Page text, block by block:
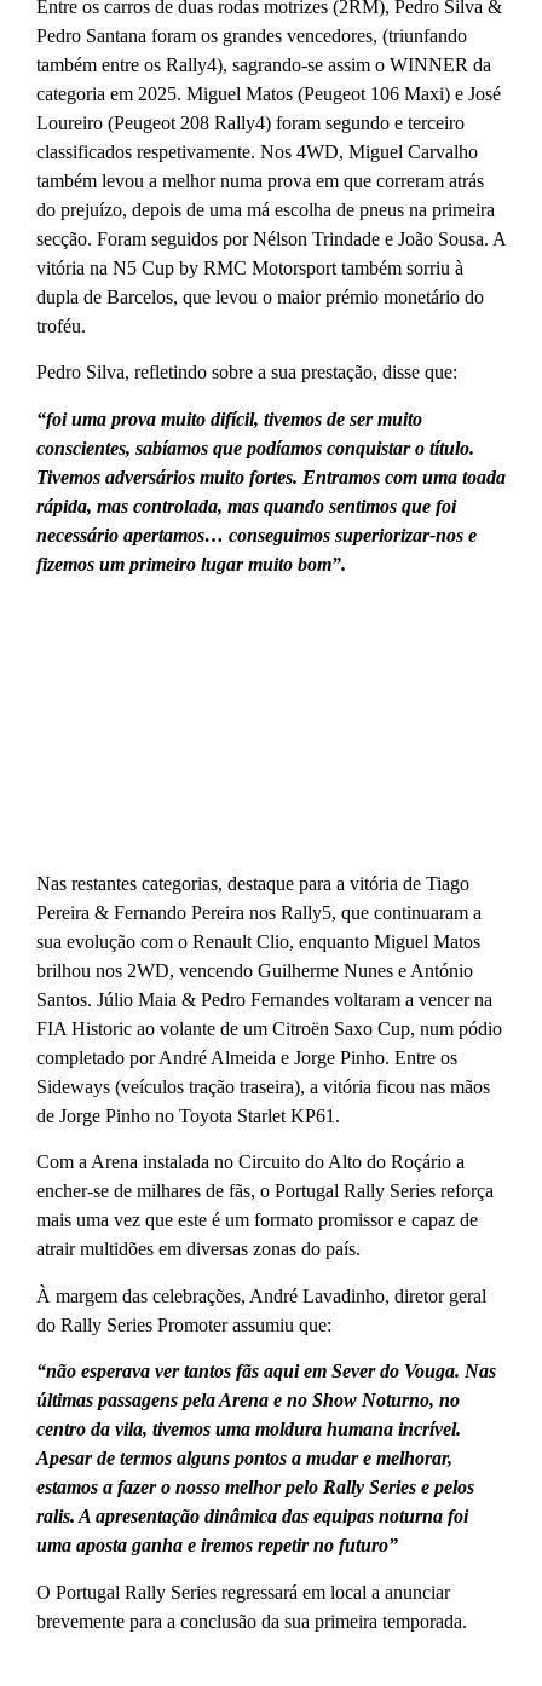
Entre os carros de duas rodas motrizes (2RM), Pedro Silva &
Pedro Santana foram os grandes vencedores, (triunfando
também entre os Rally4), sagrando-se assim o WINNER da
categoria em 2025. Miguel Matos (Peugeot 106 Maxi) e José
Loureiro (Peugeot 208 Rally4) foram segundo e terceiro
classificados respetivamente. Nos 4WD, Miguel Carvalho
também levou a melhor numa prova em que correram atrás
do prejuízo, depois de uma má escolha de pneus na primeira
secção. Foram seguidos por Nélson Trindade e João Sousa. A
vitória na N5 Cup by RMC Motorsport também sorriu à
dupla de Barcelos, que levou o maior prémio monetário do
troféu.
Pedro Silva, refletindo sobre a sua prestação, disse que:
“foi uma prova muito difícil, tivemos de ser muito
conscientes, sabíamos que podíamos conquistar o título.
Tivemos adversários muito fortes. Entramos com uma toada
rápida, mas controlada, mas quando sentimos que foi
necessário apertamos… conseguimos superiorizar-nos e
fizemos um primeiro lugar muito bom”.
Nas restantes categorias, destaque para a vitória de Tiago
Pereira & Fernando Pereira nos Rally5, que continuaram a
sua evolução com o Renault Clio, enquanto Miguel Matos
brilhou nos 2WD, vencendo Guilherme Nunes e António
Santos. Júlio Maia & Pedro Fernandes voltaram a vencer na
FIA Historic ao volante de um Citroën Saxo Cup, num pódio
completado por André Almeida e Jorge Pinho. Entre os
Sideways (veículos tração traseira), a vitória ficou nas mãos
de Jorge Pinho no Toyota Starlet KP61.
Com a Arena instalada no Circuito do Alto do Roçário a
encher-se de milhares de fãs, o Portugal Rally Series reforça
mais uma vez que este é um formato promissor e capaz de
atrair multidões em diversas zonas do país.
À margem das celebrações, André Lavadinho, diretor geral
do Rally Series Promoter assumiu que:
“não esperava ver tantos fãs aqui em Sever do Vouga. Nas
últimas passagens pela Arena e no Show Noturno, no
centro da vila, tivemos uma moldura humana incrível.
Apesar de termos alguns pontos a mudar e melhorar,
estamos a fazer o nosso melhor pelo Rally Series e pelos
ralis. A apresentação dinâmica das equipas noturna foi
uma aposta ganha e iremos repetir no futuro”
O Portugal Rally Series regressará em local a anunciar
brevemente para a conclusão da sua primeira temporada.